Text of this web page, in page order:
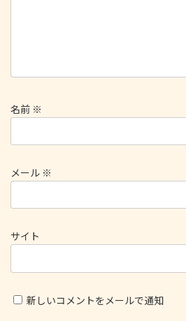
名前 ※
メール ※
サイト
新しいコメントをメールで通知